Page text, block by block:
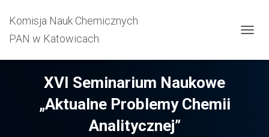
Komisja Nauk Chemicznych
PAN w Katowicach
Z
XVI Seminarium Naukowe
„Aktualne Problemy Chemii
Analitycznej”